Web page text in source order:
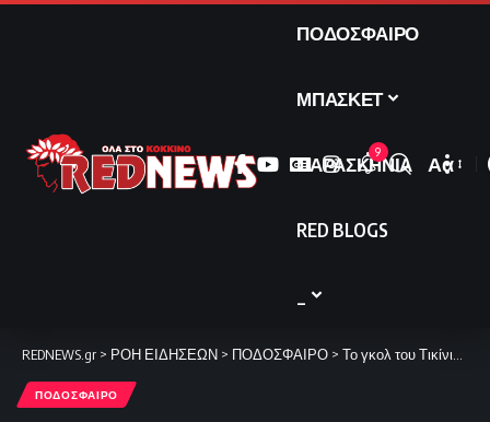
ΠΟΔΟΣΦΑΙΡΟ
ΜΠΑΣΚΕΤ
ΠΑΡΑΣΚΗΝΙΑ
RED BLOGS
9
Font
Αα
REDNEWS.gr > ΡΟΗ ΕΙΔΗΣΕΩΝ > ΠΟΔΟΣΦΑΙΡΟ > Το γκολ του Τικίνιο για το 1-0 επί της Φενέρ (video)
ΠΟΔΟΣΦΑΙΡΟ